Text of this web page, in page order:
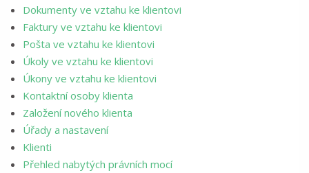
Dokumenty ve vztahu ke klientovi
Faktury ve vztahu ke klientovi
Pošta ve vztahu ke klientovi
Úkoly ve vztahu ke klientovi
Úkony ve vztahu ke klientovi
Kontaktní osoby klienta
Založení nového klienta
Úřady a nastavení
Klienti
Přehled nabytých právních mocí